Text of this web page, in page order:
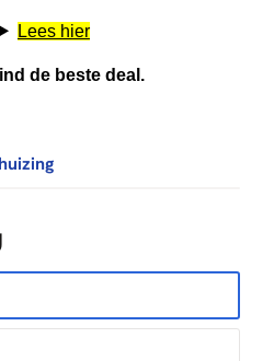
Lees hier
de beste deal.